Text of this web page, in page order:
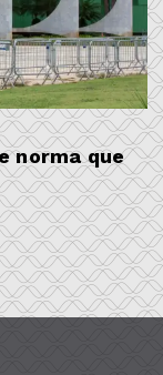
norma que